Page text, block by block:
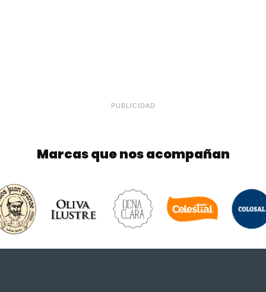
PUBLICIDAD
Marcas que nos acompañan